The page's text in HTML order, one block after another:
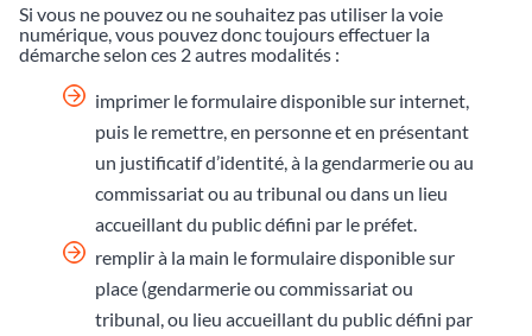
Si vous ne pouvez ou ne souhaitez pas utiliser la voie
numérique, vous pouvez donc toujours effectuer la
démarche selon ces 2 autres modalités :
imprimer le formulaire disponible sur internet,
puis le remettre, en personne et en présentant
un justificatif d’identité, à la gendarmerie ou au
commissariat ou au tribunal ou dans un lieu
accueillant du public défini par le préfet.
remplir à la main le formulaire disponible sur
place (gendarmerie ou commissariat ou
tribunal, ou lieu accueillant du public défini par